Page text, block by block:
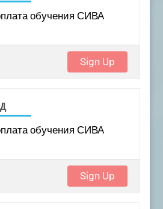
обучения СИВА
Sign Up
обучения СИВА
Sign Up